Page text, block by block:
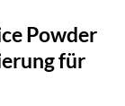
Powder
für